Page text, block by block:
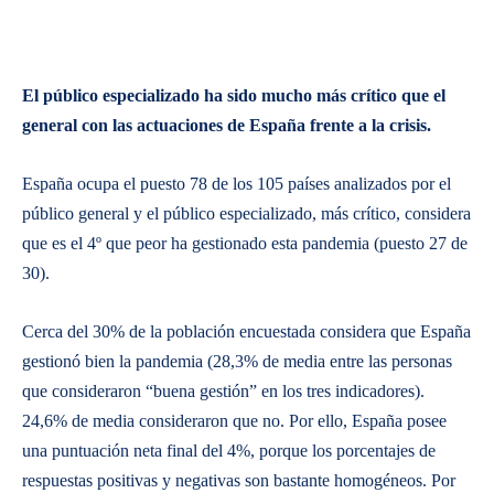
El público especializado ha sido mucho más crítico que el
general con las actuaciones de España frente a la crisis.
España ocupa el puesto 78 de los 105 países analizados por el
público general y el público especializado, más crítico, considera
que es el 4º que peor ha gestionado esta pandemia (puesto 27 de
30).
Cerca del 30% de la población encuestada considera que España
gestionó bien la pandemia (28,3% de media entre las personas
que consideraron “buena gestión” en los tres indicadores).
24,6% de media consideraron que no. Por ello, España posee
una puntuación neta final del 4%, porque los porcentajes de
respuestas positivas y negativas son bastante homogéneos. Por